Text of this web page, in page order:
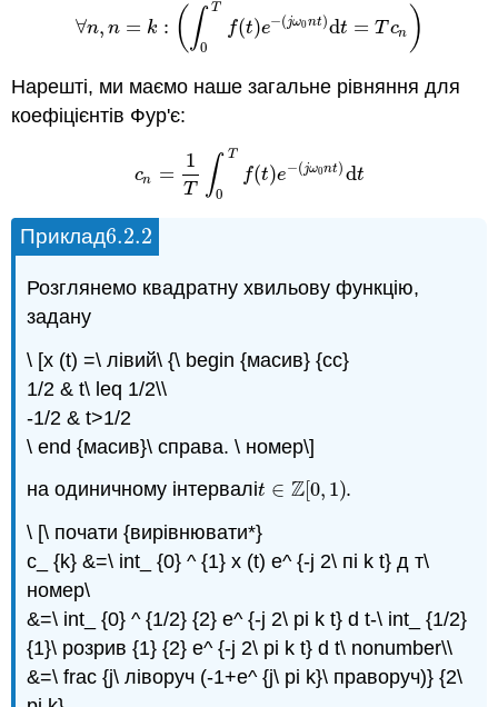
∀n, n = k : ( ∫ T
0
f(t)e−(jω0nt)dt = Tcn )
∀ n,n= k ( 0T t)e−(jω0nt)dt= Tc n)
Нарешті, ми маємо наше загальне рівняння для
коефіцієнтів Фур'є:
cn =
1
T ∫ T
0
f(t)e−(jω0nt)dt
c n= 1T 0T t)e−(jω0nt)dt
Приклад6.2.2
6.2.2
Розглянемо квадратну хвильову функцію,
задану
\ [x (t) =\ лівий\ {\ begin {масив} {cc}
1/2 & t\ leq 1/2\\
-1/2 & t>1/2
\ end {масив}\ справа. \ номер\]
на одиничному інтерваліt ∈ Z[ 0, 1)
t∈Z[0,1 ) .
\ [\ почати {вирівнювати*}
c_ {k} &=\ int_ {0} ^ {1} x (t) e^ {-j 2\ пі k t} д т\
номер\
&=\ int_ {0} ^ {1/2} {2} e^ {-j 2\ pi k t} d t-\ int_ {1/2}
{1}\ розрив {1} {2} e^ {-j 2\ pi k t} d t\ nonumber\\
&=\ frac {j\ ліворуч (-1+e^ {j\ pi k}\ праворуч)} {2\